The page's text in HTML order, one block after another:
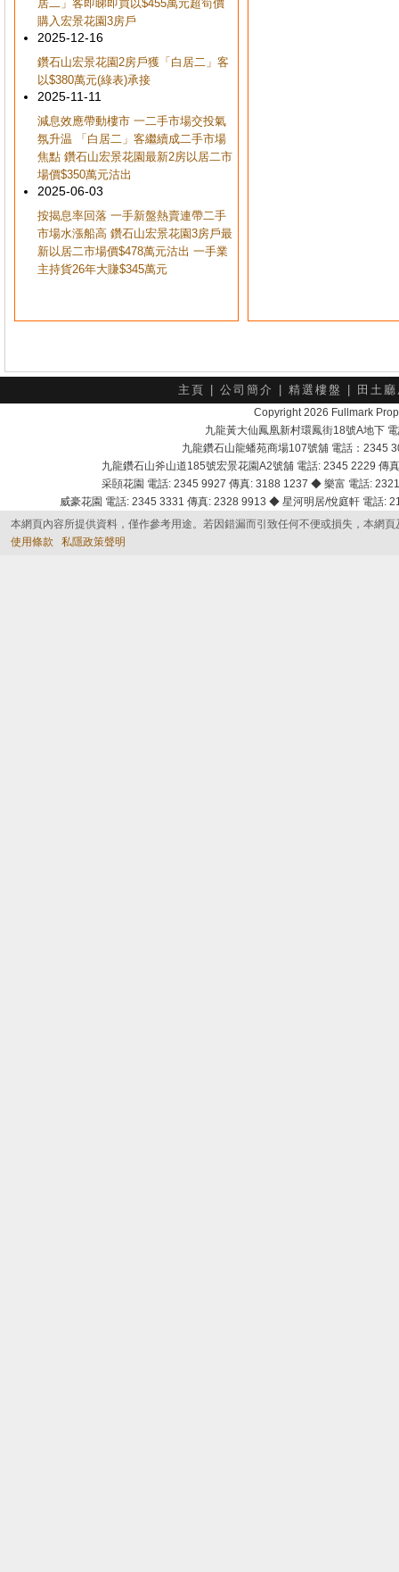
居二」客即睇即買以$455萬元超筍價
購入宏景花園3房戶
2025-12-16
鑽石山宏景花園2房戶獲「白居二」客
以$380萬元(綠表)承接
2025-11-11
減息效應帶動樓市 一二手市場交投氣
氛升温 「白居二」客繼續成二手市場
焦點 鑽石山宏景花園最新2房以居二市
場價$350萬元沽出
2025-06-03
按揭息率回落 一手新盤熱賣連帶二手
市場水漲船高 鑽石山宏景花園3房戶最
新以居二市場價$478萬元沽出 一手業
主持貨26年大賺$345萬元
主頁 公司簡介 精選樓盤 田土
Copyright 2026 Fullmark
九龍黃大仙鳳凰新村環鳳街18號A地下
九龍鑽石山龍蟠苑商場107號舖 電話：2345
九龍鑽石山斧山道185號宏景花園A2號舖 電話: 2345 2229
采頣花園 電話: 2345 9927 傳真: 3188 1237 ◆ 樂富 電話:
威豪花園 電話: 2345 3331 傳真: 2328 9913 ◆ 星河明居/悅庭軒 電話
本網頁內容所提供資料，僅作參考用途。若因錯漏而引致任何不便或損失，本網
使用條款
私隱政策聲明